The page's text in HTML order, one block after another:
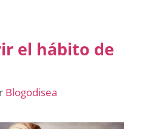
el hábito de
Blogodisea